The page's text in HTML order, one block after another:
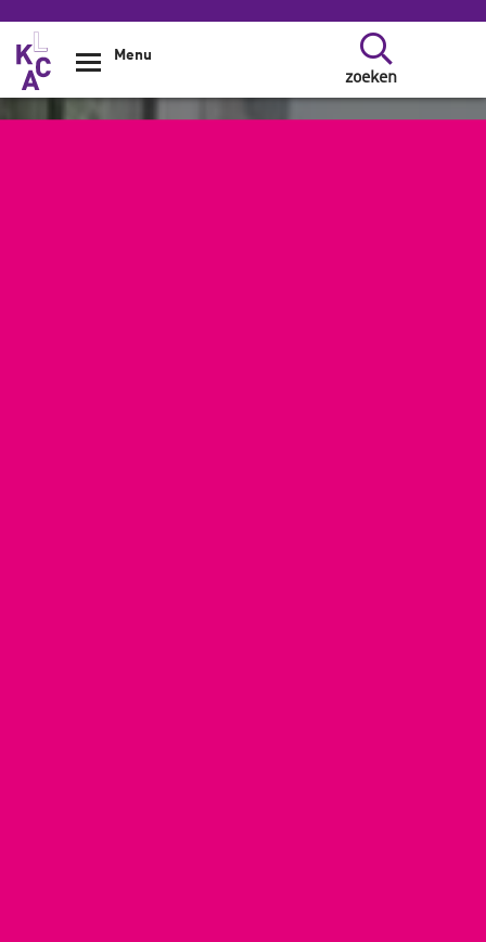
Overslaan en naar de inhoud gaan
zoeken
Menu